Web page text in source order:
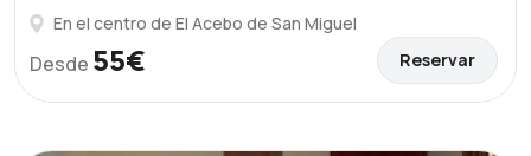
En el centro de El Acebo de San Miguel
Desde 55€ Reservar